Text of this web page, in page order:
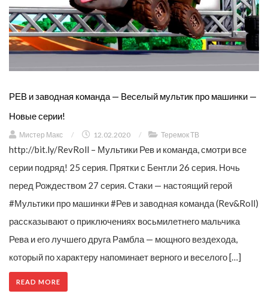
РЕВ и заводная команда — Веселый мультик про машинки —
Новые серии!
Мистер Макс / 12.02.2020 / Теремок ТВ
http://bit.ly/RevRoll – Мультики Рев и команда, смотри все
серии подряд! 25 серия. Прятки с Бентли 26 серия. Ночь
перед Рождеством 27 серия. Стаки — настоящий герой
#Мультики про машинки #Рев и заводная команда (Rev&Roll)
рассказывают о приключениях восьмилетнего мальчика
Рева и его лучшего друга Рамбла — мощного вездехода,
который по характеру напоминает верного и веселого […]
READ MORE